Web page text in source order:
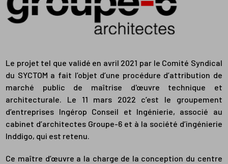
Le projet tel que validé en avril 2021 par le Comité Syndical
du SYCTOM a fait l’objet d’une procédure d’attribution de
marché public de maîtrise d'œuvre technique et
architecturale. Le 11 mars 2022 c’est le groupement
d’entreprises Ingérop Conseil et Ingénierie, associé au
cabinet d’architectes Groupe-6 et à la société d’ingénierie
Inddigo, qui est retenu.
Ce maître d’œuvre a la charge de la conception du centre